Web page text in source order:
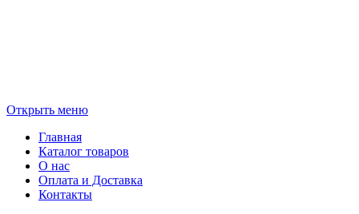
Открыть меню
Главная
Каталог товаров
О нас
Оплата и Доставка
Контакты